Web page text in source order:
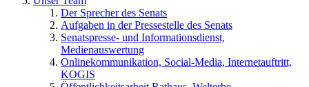
Der Sprecher des Senats
Aufgaben in der Pressestelle des Senats
Senatspresse- und Informationsdienst,
Medienauswertung
Onlinekommunikation, Social-Media, Internetauftritt,
KOGIS